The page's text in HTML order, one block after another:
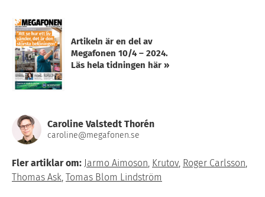
Artikeln är en del av
Megafonen 10/4 – 2024.
Läs hela tidningen här »
Caroline Valstedt Thorén
caroline@megafonen.se
Fler artiklar om: Jarmo Aimoson, Krutov, Roger Carlsson,
Thomas Ask, Tomas Blom Lindström